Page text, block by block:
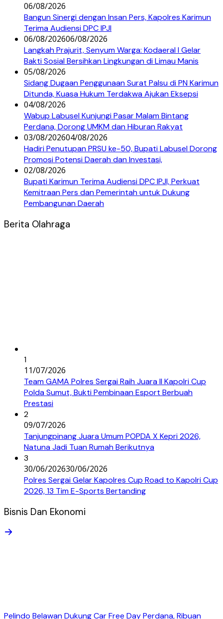
06/08/2026
Bangun Sinergi dengan Insan Pers, Kapolres Karimun
Terima Audiensi DPC IPJI
06/08/202606/08/2026
Langkah Prajurit, Senyum Warga: Kodaeral I Gelar
Bakti Sosial Bersihkan Lingkungan di Limau Manis
05/08/2026
Sidang Dugaan Penggunaan Surat Palsu di PN Karimun
Ditunda, Kuasa Hukum Terdakwa Ajukan Eksepsi
04/08/2026
Wabup Labusel Kunjungi Pasar Malam Bintang
Perdana, Dorong UMKM dan Hiburan Rakyat
03/08/202604/08/2026
Hadiri Penutupan PRSU ke-50, Bupati Labusel Dorong
Promosi Potensi Daerah dan Investasi,
02/08/2026
Bupati Karimun Terima Audiensi DPC IPJI, Perkuat
Kemitraan Pers dan Pemerintah untuk Dukung
Pembangunan Daerah
Berita Olahraga
1
11/07/2026
Team GAMA Polres Sergai Raih Juara II Kapolri Cup
Polda Sumut, Bukti Pembinaan Esport Berbuah
Prestasi
2
09/07/2026
Tanjungpinang Juara Umum POPDA X Kepri 2026,
Natuna Jadi Tuan Rumah Berikutnya
3
30/06/202630/06/2026
Polres Sergai Gelar Kapolres Cup Road to Kapolri Cup
2026, 13 Tim E-Sports Bertanding
Bisnis Dan Ekonomi
Pelindo Belawan Dukung Car Free Day Perdana, Ribuan